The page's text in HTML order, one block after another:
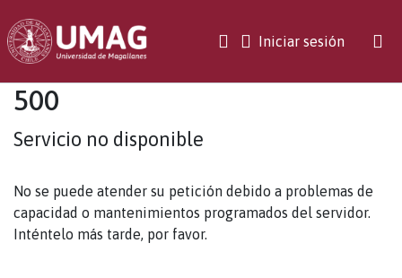
Iniciar sesión(current)
500
Servicio no disponible
No se puede atender su petición debido a problemas de
capacidad o mantenimientos programados del servidor.
Inténtelo más tarde, por favor.